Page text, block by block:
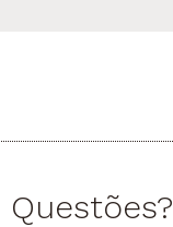
Questões?